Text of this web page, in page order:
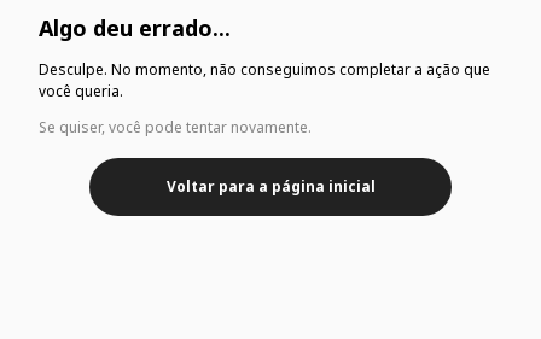
Algo deu errado...
Desculpe. No momento, não conseguimos completar a ação que
você queria.
Se quiser, você pode tentar novamente.
Voltar para a página inicial